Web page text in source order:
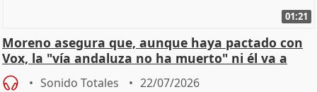
01:21
Moreno asegura que, aunque haya pactado con
Vox, la "vía andaluza no ha muerto" ni él va a
"cambiar"
Sonido Totales 22/07/2026